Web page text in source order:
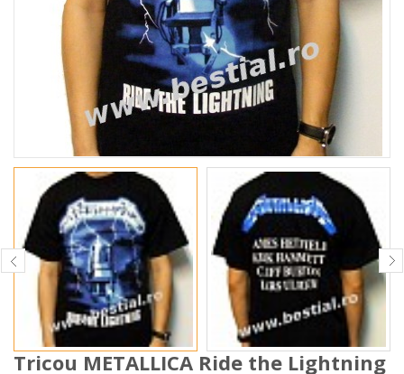
Tricou METALLICA Ride the Lightning